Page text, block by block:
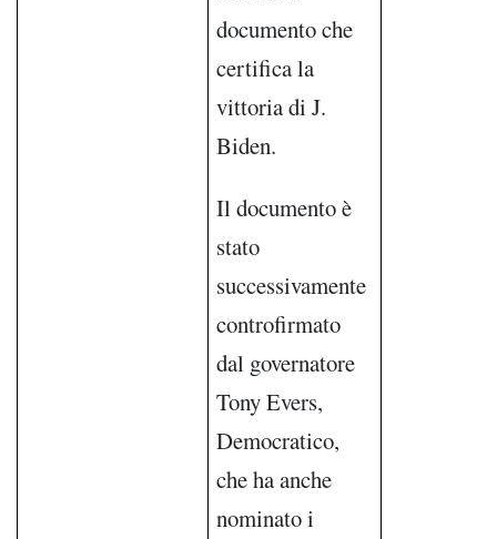
documento che
certifica la
vittoria di J.
Biden.
Il documento è
stato
successivamente
controfirmato
dal governatore
Tony Evers,
Democratico,
che ha anche
nominato i